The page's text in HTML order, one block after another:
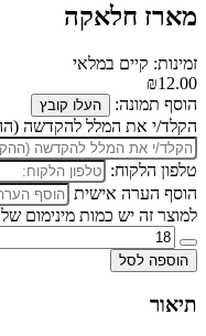
מארז חלאקה
זמינות: קיים במלאי
₪12.00
הוסף תמונה:
העלו קובץ
הקלד/י את המלל להקדשה
טלפון הלקוח:
הוסף הערה אישית
למוצר זה יש כמות מינימום של 18
הוספה לסל
תיאור